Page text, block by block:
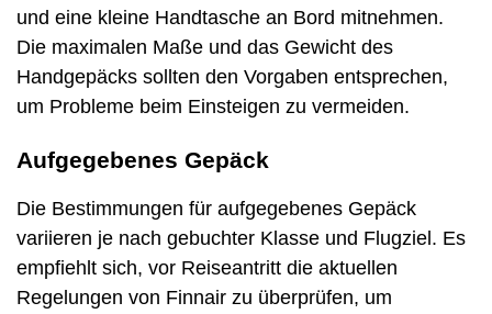
und eine kleine Handtasche an Bord mitnehmen.
Die maximalen Maße und das Gewicht des
Handgepäcks sollten den Vorgaben entsprechen,
um Probleme beim Einsteigen zu vermeiden.
Aufgegebenes Gepäck
Die Bestimmungen für aufgegebenes Gepäck
variieren je nach gebuchter Klasse und Flugziel. Es
empfiehlt sich, vor Reiseantritt die aktuellen
Regelungen von Finnair zu überprüfen, um